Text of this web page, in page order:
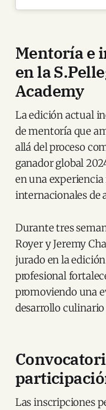
Mentoría e
en la
Academy
La edición actual
de mentoría que
allá del proceso
ganador global
en una
internacionales de
Durante tres
Royer y Jeremy
jurado en la
profesional
promoviendo una
desarrollo
Las inscripciones